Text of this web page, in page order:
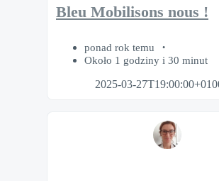
Bleu Mobilisons nous !
ponad rok temu
Około 1 godziny i 30 minut
2025-03-